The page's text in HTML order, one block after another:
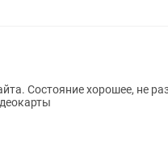
Состояние хорошее, не